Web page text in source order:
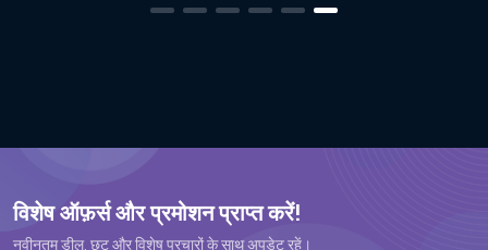
विशेष ऑफ़र्स और प्रमोशन प्राप्त करें!
नवीनतम डील, छूट और विशेष प्रचारों के साथ अपडेट रहें।